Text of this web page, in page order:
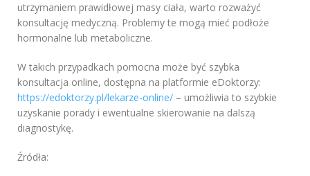
utrzymaniem prawidłowej masy ciała, warto rozważyć
konsultację medyczną. Problemy te mogą mieć podłoże
hormonalne lub metaboliczne.
W takich przypadkach pomocna może być szybka
konsultacja online, dostępna na platformie eDoktorzy:
https://edoktorzy.pl/lekarze-online/ – umożliwia to szybkie
uzyskanie porady i ewentualne skierowanie na dalszą
diagnostykę.
Źródła: